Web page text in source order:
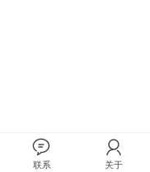
联系 关于